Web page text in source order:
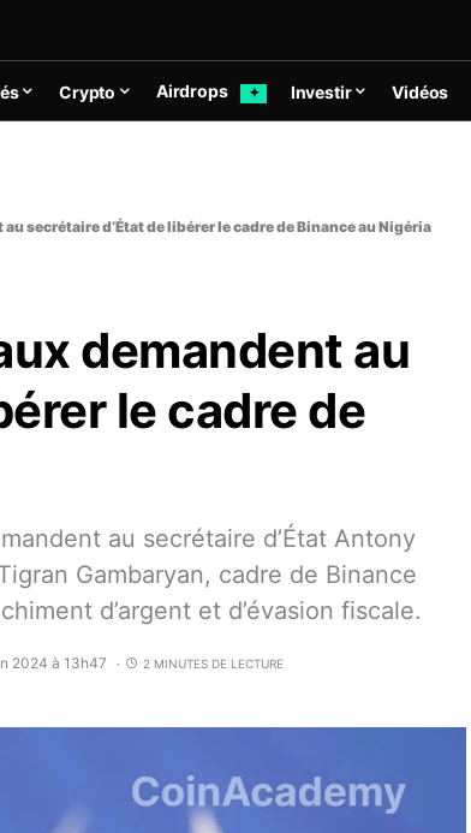
Crypto Airdrops ✦ Investir Vidéos
secrétaire d’État de libérer le cadre de Binance au Nigéria
demandent au
le cadre de
au secrétaire d’État Antony
Gambaryan, cadre de Binance
d’argent et d’évasion fiscale.
2024 à 13h47 2 MINUTES DE LECTURE